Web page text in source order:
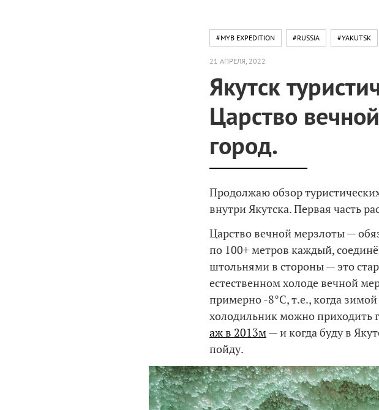
#MYB EXPEDITION #RUSSIA #YAKUTSK
21 АПРЕЛЯ, 2022
Якутск
Царство
город.
Продолжаю обзор
внутри Якутска. Первая часть
Царство вечной мерзлоты —
по 100+ метров каждый,
штольнями в стороны — это
естественном холоде вечной
примерно -8°C, т.е., когда
холодильник можно приходить
аж в 2013м— и когда буду в
пойду.